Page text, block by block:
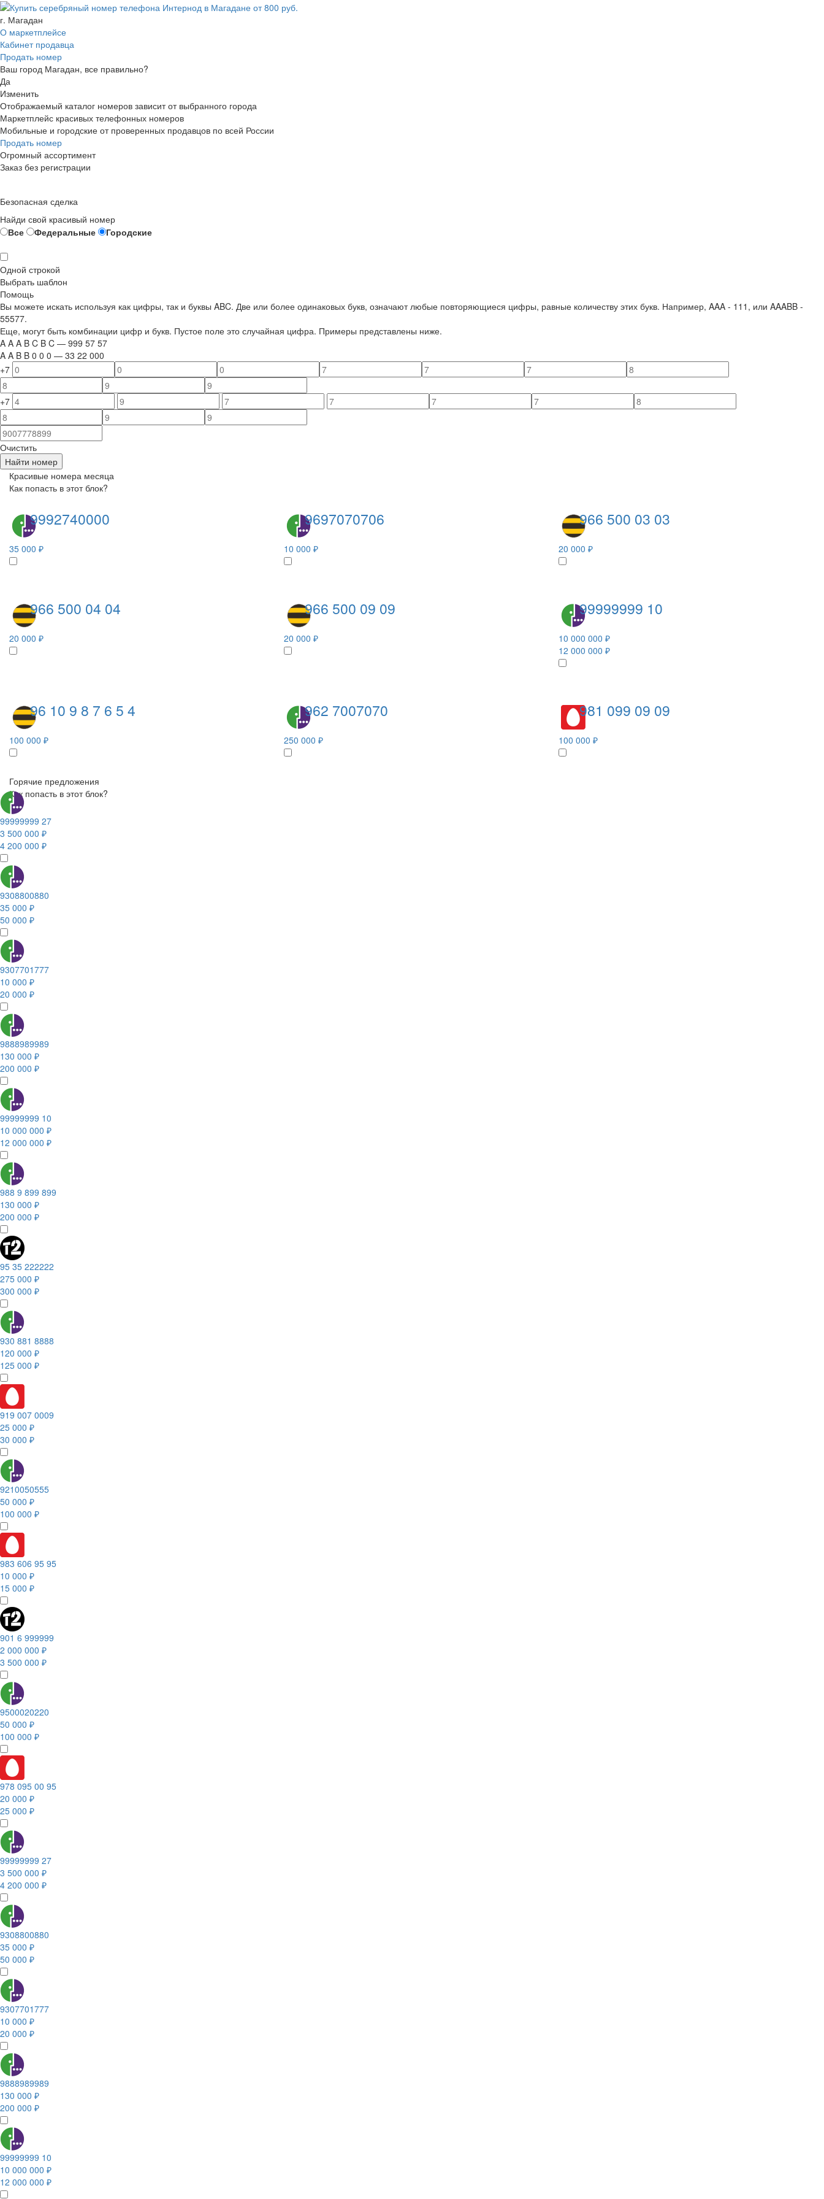
г. Магадан
О маркетплейсе
Кабинет продавца
Продать номер
Ваш город Магадан, все правильно?
Да
Изменить
Отображаемый каталог номеров зависит от выбранного города
Маркетплейс красивых телефонных номеров
Мобильные и городские от проверенных продавцов по всей России
Продать номер
Огромный ассортимент
Заказ без регистрации
Безопасная сделка
Найди свой красивый номер
Все
Федеральные Городские
Одной строкой
Выбрать шаблон
Помощь
Вы можете искать используя как цифры, так и буквы ABC. Две или более одинаковых букв, означают любые повторяющиеся цифры, равные количеству этих букв. Например, AAA - 111 , или AAABB -
55577.
Еще, могут быть комбинации цифр и букв. Пустое поле это случайная цифра. Примеры представлены ниже.
A A A B C B C — 999 57 57
A A B B 0 0 0 — 33 22 000
+7
+7
Очистить
Найти номер
Красивые номера месяца
Как попасть в этот блок?
9992740000
35 000 ₽
9697070706
10 000 ₽
966 500 03 03
20 000 ₽
966 500 04 04
20 000 ₽
966 500 09 09
20 000 ₽
99999999 10
10 000 000 ₽
12 000 000 ₽
96 10 9 8 7 6 5 4
100 000 ₽
962 7007070
250 000 ₽
981 099 09 09
100 000 ₽
Горячие предложения
Как попасть в этот блок?
99999999 27
3 500 000 ₽
4 200 000 ₽
9308800880
35 000 ₽
50 000 ₽
9307701777
10 000 ₽
20 000 ₽
9888989989
130 000 ₽
200 000 ₽
99999999 10
10 000 000 ₽
12 000 000 ₽
988 9 899 899
130 000 ₽
200 000 ₽
95 35 222222
275 000 ₽
300 000 ₽
930 881 8888
120 000 ₽
125 000 ₽
919 007 0009
25 000 ₽
30 000 ₽
9210050555
50 000 ₽
100 000 ₽
983 606 95 95
10 000 ₽
15 000 ₽
901 6 999999
2 000 000 ₽
3 500 000 ₽
9500020220
50 000 ₽
100 000 ₽
978 095 00 95
20 000 ₽
25 000 ₽
99999999 27
3 500 000 ₽
4 200 000 ₽
9308800880
35 000 ₽
50 000 ₽
9307701777
10 000 ₽
20 000 ₽
9888989989
130 000 ₽
200 000 ₽
99999999 10
10 000 000 ₽
12 000 000 ₽